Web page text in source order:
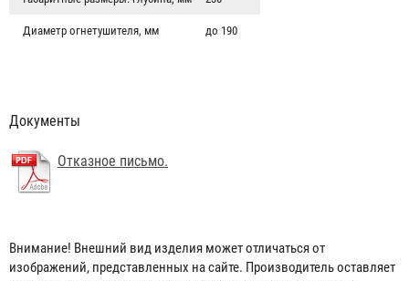
Диаметр огнетушителя, мм до 190
Документы
Отказное письмо.
Внимание! Внешний вид изделия может отличаться от
изображений, представленных на сайте. Производитель оставляет